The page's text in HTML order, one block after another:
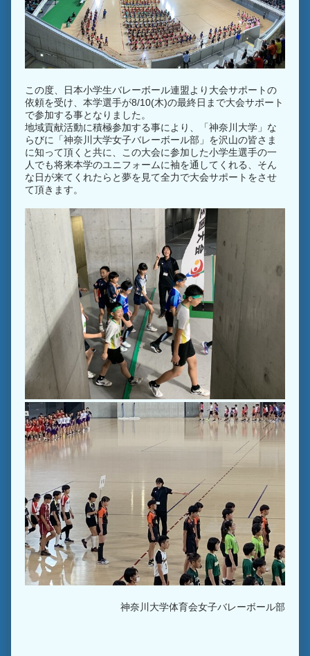
この度、日本小学生バレーボール連盟より大会サポートの
依頼を受け、本学選手が8/10(木)の最終日まで大会サポート
で参加する事となりました。
地域貢献活動に積極参加する事により、「神奈川大学」な
らびに「神奈川大学女子バレーボール部」を沢山の皆さま
に知って頂くと共に、この大会に参加した小学生選手の一
人でも将来本学のユニフォームに袖を通してくれる、そん
な日が来てくれたらと夢を見て全力で大会サポートをさせ
て頂きます。
神奈川大学体育会女子バレーボール部